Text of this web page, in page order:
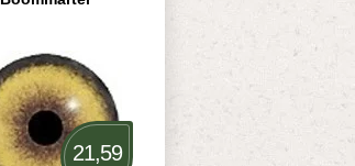
21,59